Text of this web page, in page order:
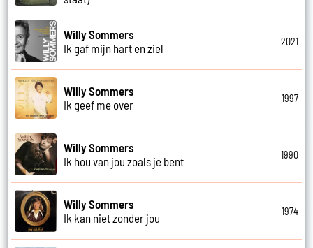
Willy Sommers
Ik gaf mijn hart en ziel
2021
Willy Sommers
Ik geef me over
1997
Willy Sommers
Ik hou van jou zoals je bent
1990
Willy Sommers
Ik kan niet zonder jou
1974